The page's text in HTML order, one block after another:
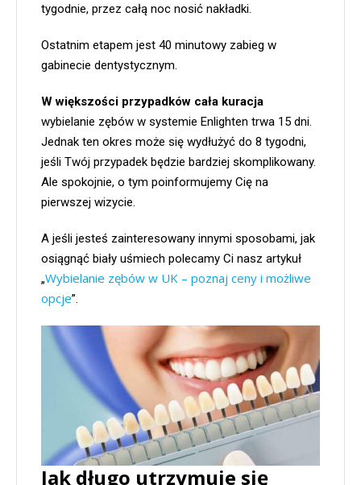
tygodnie, przez całą noc nosić nakładki.
Ostatnim etapem jest 40 minutowy zabieg w
gabinecie dentystycznym.
W większości przypadków cała kuracja
wybielanie zębów w systemie Enlighten trwa 15 dni.
Jednak ten okres może się wydłużyć do 8 tygodni,
jeśli Twój przypadek będzie bardziej skomplikowany.
Ale spokojnie, o tym poinformujemy Cię na
pierwszej wizycie.
A jeśli jesteś zainteresowany innymi sposobami, jak
osiągnąć biały uśmiech polecamy Ci nasz artykuł
„Wybielanie zębów w UK – poznaj ceny i możliwe
opcje”.
Jak długo utrzymuje się